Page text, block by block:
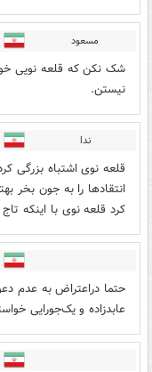
مسعود
شک نکن که قلعه نویی
نیستن.
ندا
قلعه نوی اشتباه بزرگی
انتقادها را به جون بخر
کرد قلعه نوی با اینکه
حتما دراعتراض به عدم
عابدزاده و یک‌جورایی